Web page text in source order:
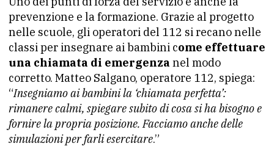
prevenzione e la formazione. Grazie al progetto
nelle scuole, gli operatori del 112 si recano nelle
classi per insegnare ai bambini come effettuare
una chiamata di emergenza nel modo
corretto. Matteo Salgano, operatore 112, spiega:
“Insegniamo ai bambini la ‘chiamata perfetta’:
rimanere calmi, spiegare subito di cosa si ha bisogno e
fornire la propria posizione. Facciamo anche delle
simulazioni per farli esercitare.”